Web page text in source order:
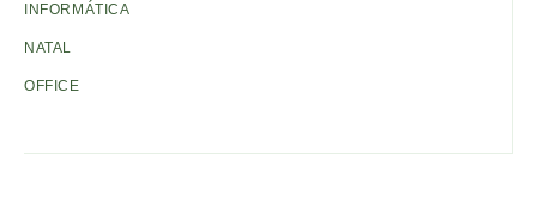
INFORMÁTICA
NATAL
OFFICE